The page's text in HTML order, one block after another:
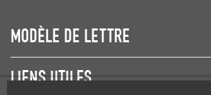
MODÈLE DE LETTRE
LIENS UTILES